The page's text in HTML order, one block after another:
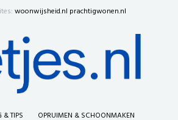
woonwijsheid.nl prachtigwonen.nl
TIPS OPRUIMEN & SCHOONMAKEN